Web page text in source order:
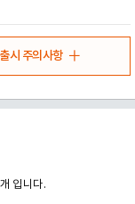
시 주의사항
입니다.